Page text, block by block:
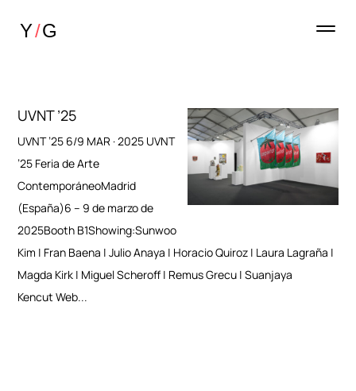
UVNT ’25
UVNT ’25 6/9 MAR · 2025 UVNT
’25 Feria de Arte
ContemporáneoMadrid
(España)6 – 9 de marzo de
2025Booth B1Showing:Sunwoo
Kim | Fran Baena | Julio Anaya | Horacio Quiroz | Laura Lagraña |
Magda Kirk | Miguel Scheroff | Remus Grecu | Suanjaya
Kencut Web...